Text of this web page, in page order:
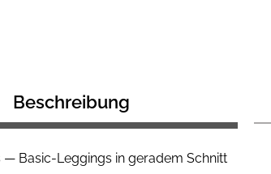
Beschreibung
— Basic-Leggings in geradem Schnitt